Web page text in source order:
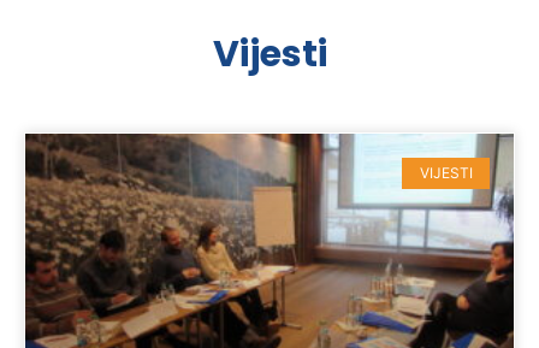
Vijesti
VIJESTI